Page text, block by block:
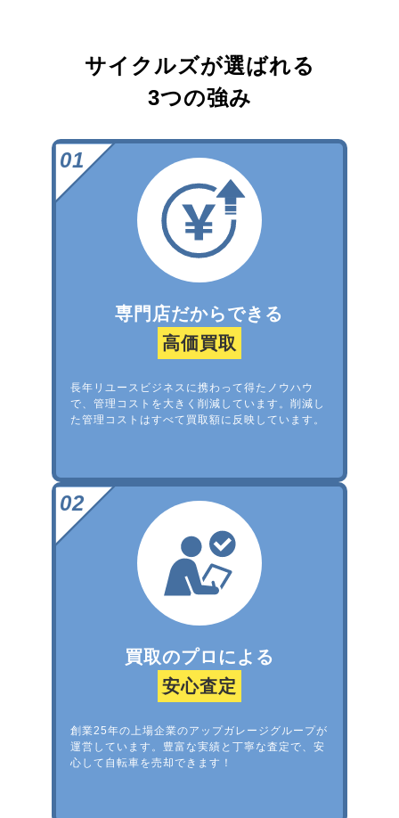
サイクルズが選ばれる
3つの強み
専門店だからできる
高価買取
長年リユースビジネスに携わって得たノウハウ
で、管理コストを大きく削減しています。削減し
た管理コストはすべて買取額に反映しています。
買取のプロによる
安心査定
創業25年の上場企業のアップガレージグループが
運営しています。豊富な実績と丁寧な査定で、安
心して自転車を売却できます！